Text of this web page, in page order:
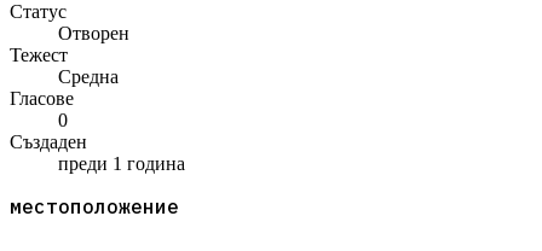
Статус
Отворен
Тежест
Средна
Гласове
0
Създаден
преди 1 година
местоположение